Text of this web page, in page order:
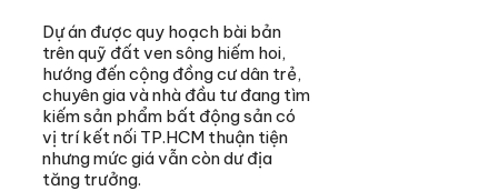
Dự án được quy hoạch bài bản
trên quỹ đất ven sông hiếm hoi,
hướng đến cộng đồng cư dân trẻ,
chuyên gia và nhà đầu tư đang tìm
kiếm sản phẩm bất động sản có
vị trí kết nối TP.HCM thuận tiện
nhưng mức giá vẫn còn dư địa
tăng trưởng.